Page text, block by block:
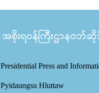
အစိုးရဝန်ကြီးဌာနဝဘ်ဆိုဒ်
Presidential Press and
Pyidaungsu Hluttaw